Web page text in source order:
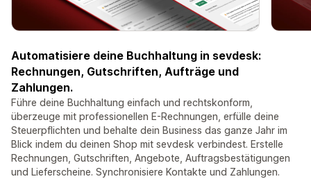
Automatisiere deine Buchhaltung in sevdesk:
Rechnungen, Gutschriften, Aufträge und
Zahlungen.
Führe deine Buchhaltung einfach und rechtskonform,
überzeuge mit professionellen E-Rechnungen, erfülle deine
Steuerpflichten und behalte dein Business das ganze Jahr im
Blick indem du deinen Shop mit sevdesk verbindest. Erstelle
Rechnungen, Gutschriften, Angebote, Auftragsbestätigungen
und Lieferscheine. Synchronisiere Kontakte und Zahlungen.